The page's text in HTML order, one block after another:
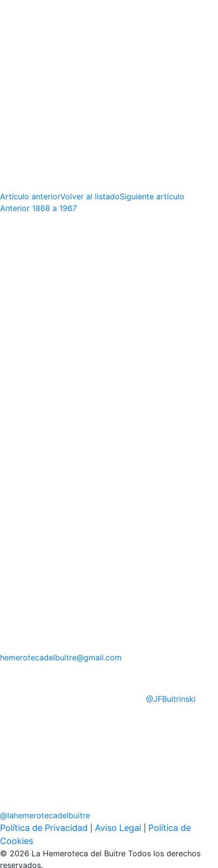
Artículo anteriorVolver al listadoSiguiente artículo
Anterior 1868 a 1967
hemerotecadelbuitre@gmail.com
@JFBuitrinski
@lahemerotecadelbuitre
Política de Privacidad Aviso Legal
Política de
Cookies
© 2026 La Hemeroteca del Buitre Todos los derechos
reservados.